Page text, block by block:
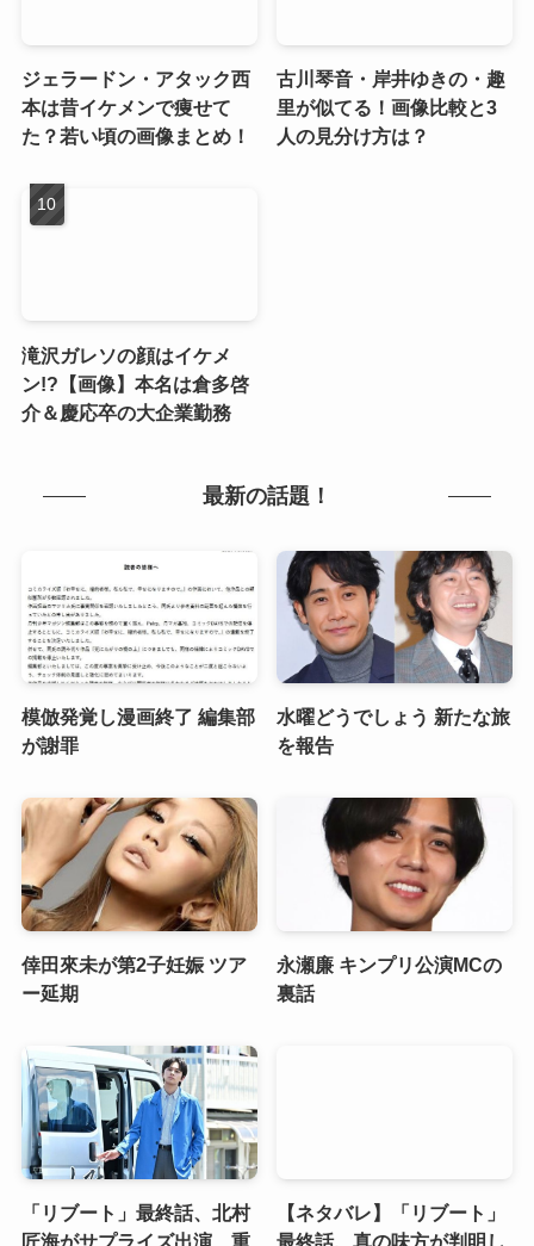
ジェラードン・アタック西
本は昔イケメンで痩せて
た？若い頃の画像まとめ！
古川琴音・岸井ゆきの・趣
里が似てる！画像比較と3
人の見分け方は？
滝沢ガレソの顔はイケメ
ン!?【画像】本名は倉多啓
介＆慶応卒の大企業勤務
最新の話題！
模倣発覚し漫画終了 編集部
が謝罪
水曜どうでしょう 新たな旅
を報告
倖田來未が第2子妊娠 ツア
ー延期
永瀬廉 キンプリ公演MCの
裏話
「リブート」最終話、北村
匠海がサプライズ出演 重
【ネタバレ】「リブート」
最終話、真の味方が判明し